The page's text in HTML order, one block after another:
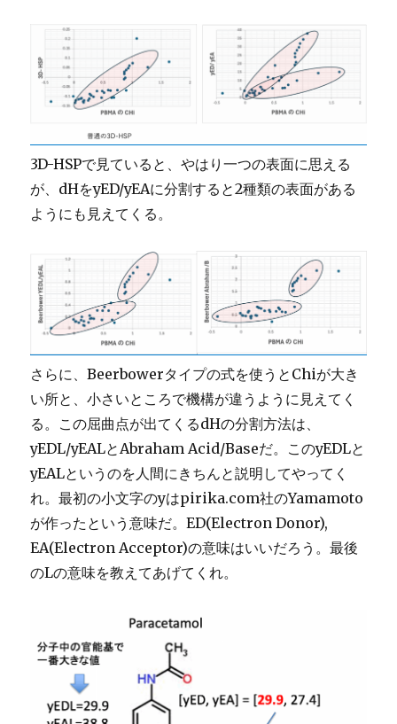
3D-HSPで見ていると、やはり一つの表面に思える
が、dHをyED/yEAに分割すると2種類の表面がある
ようにも見えてくる。
さらに、Beerbowerタイプの式を使うとChiが大き
い所と、小さいところで機構が違うように見えてく
る。この屈曲点が出てくるdHの分割方法は、
yEDL/yEALとAbraham Acid/Baseだ。このyEDLと
yEALというのを人間にきちんと説明してやってく
れ。最初の小文字のyはpirika.com社のYamamoto
が作ったという意味だ。ED(Electron Donor),
EA(Electron Acceptor)の意味はいいだろう。最後
のLの意味を教えてあげてくれ。